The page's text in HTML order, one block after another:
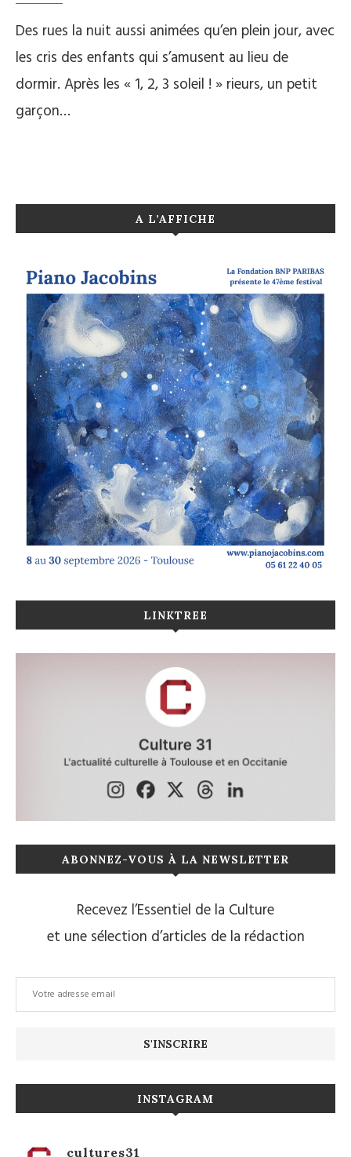
Des rues la nuit aussi animées qu’en plein jour, avec
les cris des enfants qui s’amusent au lieu de
dormir. Après les « 1, 2, 3 soleil ! » rieurs, un petit
garçon…
A L’AFFICHE
LINKTREE
ABONNEZ-VOUS À LA NEWSLETTER
Recevez l’Essentiel de la Culture
et une sélection d’articles de la rédaction
INSTAGRAM
cultures31